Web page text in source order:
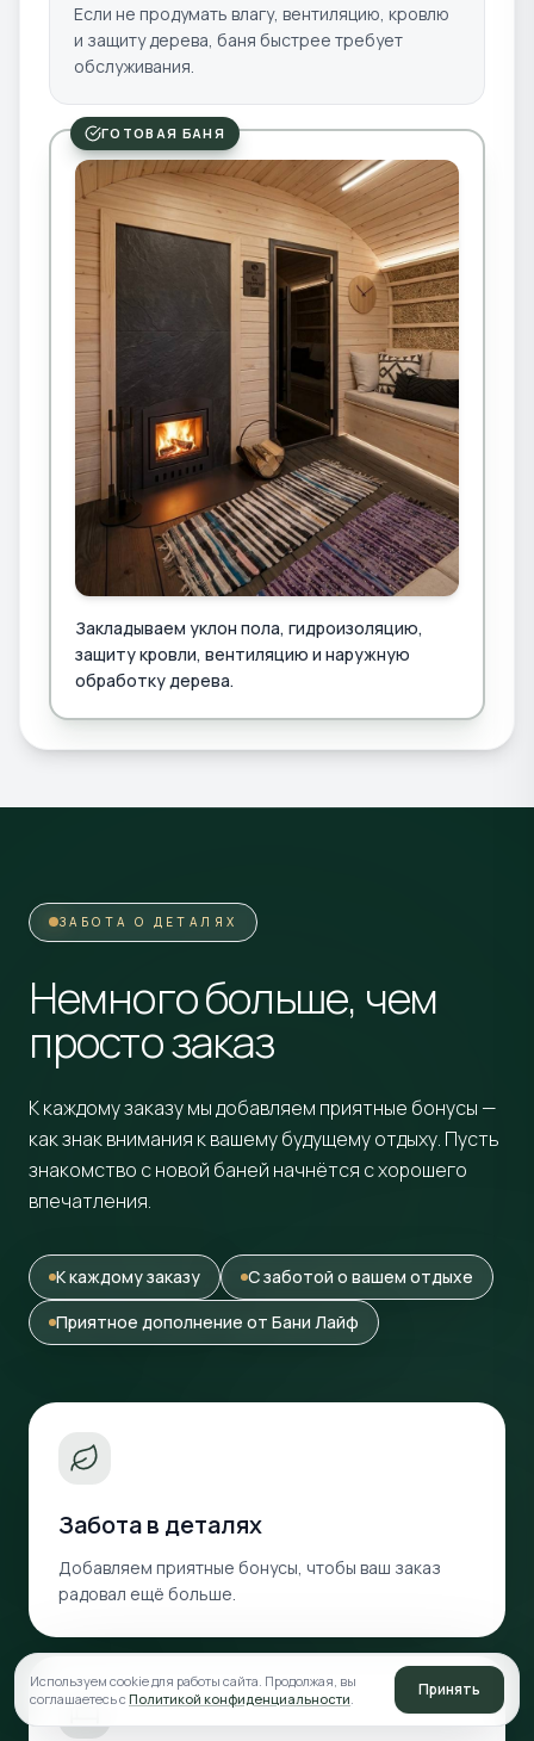
Если не продумать влагу, вентиляцию, кровлю
и защиту дерева, баня быстрее требует
обслуживания.
ГОТОВАЯ БАНЯ
Закладываем уклон пола, гидроизоляцию,
защиту кровли, вентиляцию и наружную
обработку дерева.
ЗАБОТА О ДЕТАЛЯХ
Немного больше, чем
просто заказ
К каждому заказу мы добавляем приятные бонусы —
как знак внимания к вашему будущему отдыху. Пусть
знакомство с новой баней начнётся с хорошего
впечатления.
К каждому заказу
С заботой о вашем отдыхе
Приятное дополнение от Бани Лайф
Забота в деталях
Добавляем приятные бонусы, чтобы ваш заказ
радовал ещё больше.
Используем cookie для работы сайта. Продолжая, вы
соглашаетесь с Политикой конфиденциальности. Принять